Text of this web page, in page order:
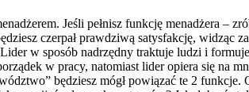
Jeśli pełnisz funkcję menadżera –
czerpał prawdziwą satysfakcję, widząc
w sposób nadrzędny traktuje ludzi i
w pracy, natomiast lider opiera się
będziesz mógł powiązać te 2